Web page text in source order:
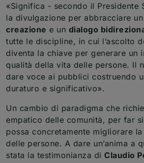
«Significa - secondo il Presidente
la divulgazione per abbracciare
creazione e un dialogo
tutte le discipline, in cui l’ascolto
diventa la chiave per generare un
qualità della vita delle persone. Il
dare voce ai pubblici costruendo
duraturo e significativo».
Un cambio di paradigma che
empatico delle comunità, per far
possa concretamente migliorare
delle persone. A dare un’anima a
stata la testimonianza di Claudio